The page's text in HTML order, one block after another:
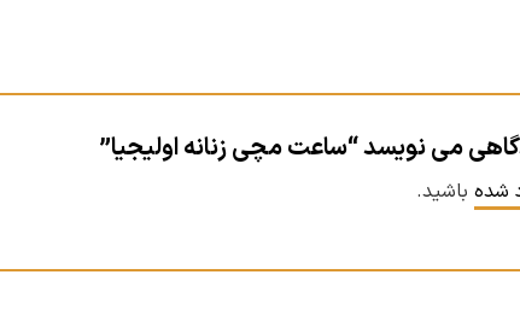
می نویسد “ساعت مچی زنانه اولیجیا”
شده باشید.